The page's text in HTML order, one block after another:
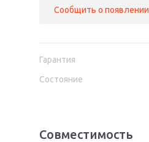
Сообщить о появлении
Гарантия
Состояние
Совместимость